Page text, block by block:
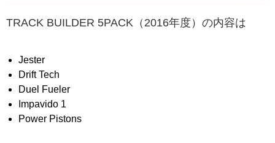
TRACK BUILDER 5PACK（2016年度）の内容は
Jester
Drift Tech
Duel Fueler
Impavido 1
Power Pistons